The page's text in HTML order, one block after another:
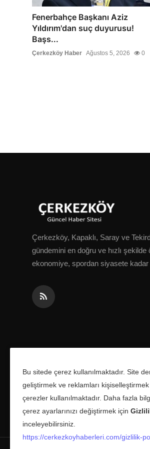
Fenerbahçe Başkanı Aziz
Yıldırım'dan suç duyurusu!
Başs...
Çerkezköy Haber Ağustos 5, 2026 0
Çerkezköy, Kapaklı, Saray ve
gündemini en doğru ve hızlı
ekonomiye, spordan siyasete
Bu sitede çerez kullanılmaktadır. Site
geliştirmek ve reklamları kişiselleştirmek
çerezler kullanılmaktadır. Daha fazla
çerez ayarlarınızı değiştirmek için
inceleyebilirsiniz.
https://cerkezkoyhaberleri.com/gizlilik-